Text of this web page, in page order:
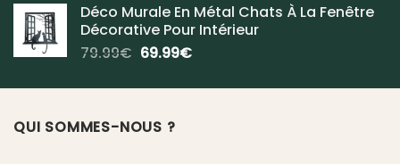
Déco Murale En Métal Chats À La Fenêtre
Décorative Pour Intérieur
79.99€ Le
initial
79.99€.
69.99€Le
actuel
QUI SOMMES-NOUS ?